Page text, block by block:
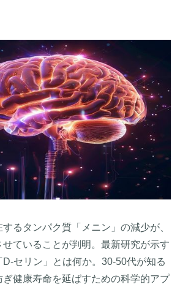
るタンパク質「メニン」の減少が、
ていることが判明。最新研究が示す
セリン」とは何か。30-50代が知る
健康寿命を延ばすための科学的アプ